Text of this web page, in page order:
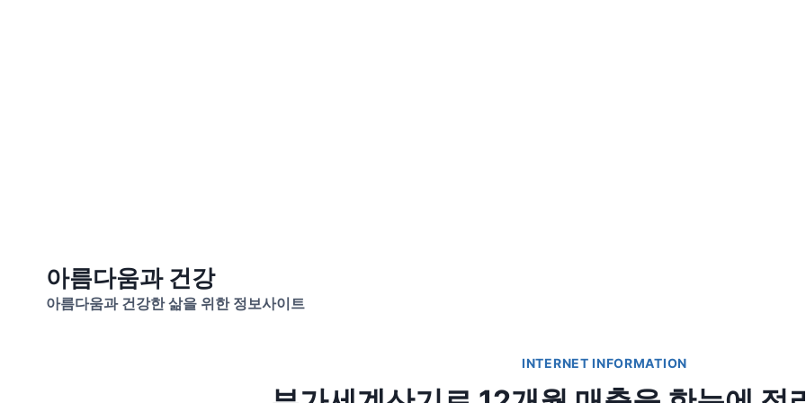
아름다움과 건강
아름다움과 건강한 삶을 위한 정보사이트
INTERNET INFORMATION